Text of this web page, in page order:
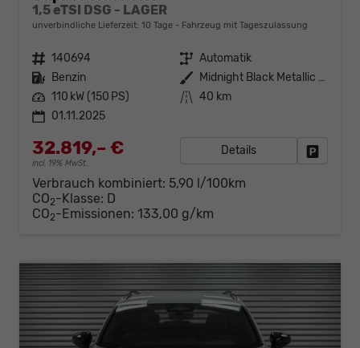
1,5 eTSI DSG - LAGER
unverbindliche Lieferzeit: 10 Tage Fahrzeug mit Tageszulassung
Fahrzeugnr. 140694 Getriebe Automatik
Kraftstoff Benzin Außenfarbe
Midnight Black Metallic (0E)
Leistung 110 kW (150 PS) Kilometerstand 40 km
01.11.2025
32.819,– €
incl. 19% MwSt.
Details
Verbrauch kombiniert: 5,90 l/100km
CO2-Klasse: D
CO2-Emissionen: 133,00 g/km